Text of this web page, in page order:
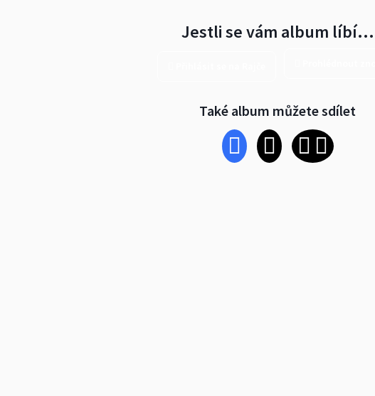
Jestli se vám album líbí…
Také album můžete sdílet